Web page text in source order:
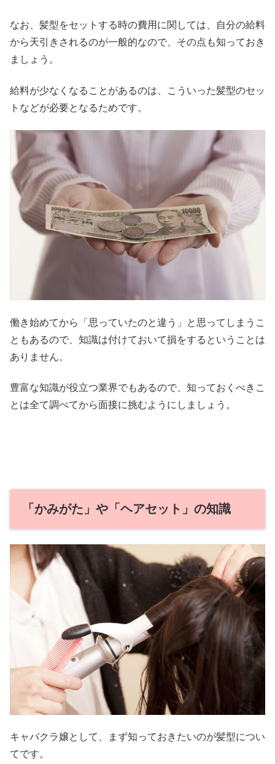
なお、髪型をセットする時の費用に関しては、自分の給料
から天引きされるのが一般的なので、その点も知っておき
ましょう。
給料が少なくなることがあるのは、こういった髪型のセッ
トなどが必要となるためです。
働き始めてから「思っていたのと違う」と思ってしまうこ
ともあるので、知識は付けておいて損をするということは
ありません。
豊富な知識が役立つ業界でもあるので、知っておくべきこ
とは全て調べてから面接に挑むようにしましょう。
「かみがた」や「ヘアセット」の知識
キャバクラ嬢として、まず知っておきたいのが髪型につい
てです。